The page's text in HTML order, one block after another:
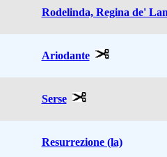
Rodelinda, Regina de'
Ariodante
Serse
Resurrezione (la)